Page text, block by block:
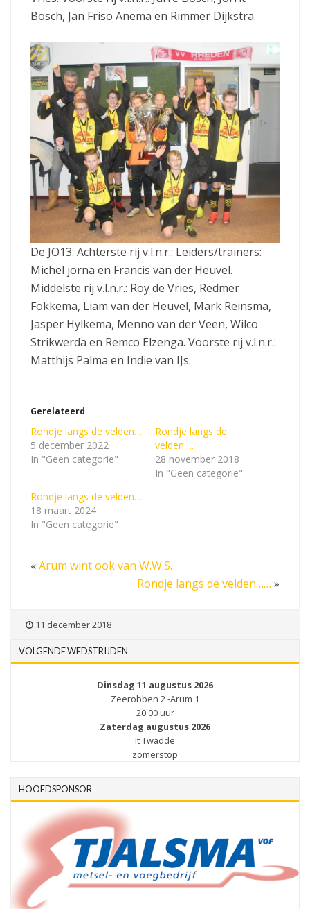
Bosch, Jan Friso Anema en Rimmer Dijkstra.
De JO13: Achterste rij v.l.n.r.: Leiders/trainers:
Michel jorna en Francis van der Heuvel.
Middelste rij v.l.n.r.: Roy de Vries, Redmer
Fokkema, Liam van der Heuvel, Mark Reinsma,
Jasper Hylkema, Menno van der Veen, Wilco
Strikwerda en Remco Elzenga. Voorste rij v.l.n.r.:
Matthijs Palma en Indie van IJs.
Gerelateerd
Rondje langs de velden…
5 december 2022
In "Geen categorie"
Rondje langs de
velden….
28 november 2018
In "Geen categorie"
Rondje langs de velden…
18 maart 2024
In "Geen categorie"
«Arum wint ook van W.W.S.
Rondje langs de velden…… »
11 december 2018
VOLGENDE WEDSTRIJDEN
Dinsdag 11 augustus 2026
Zeerobben 2 -Arum 1
20.00 uur
Zaterdag augustus 2026
It Twadde
zomerstop
HOOFDSPONSOR